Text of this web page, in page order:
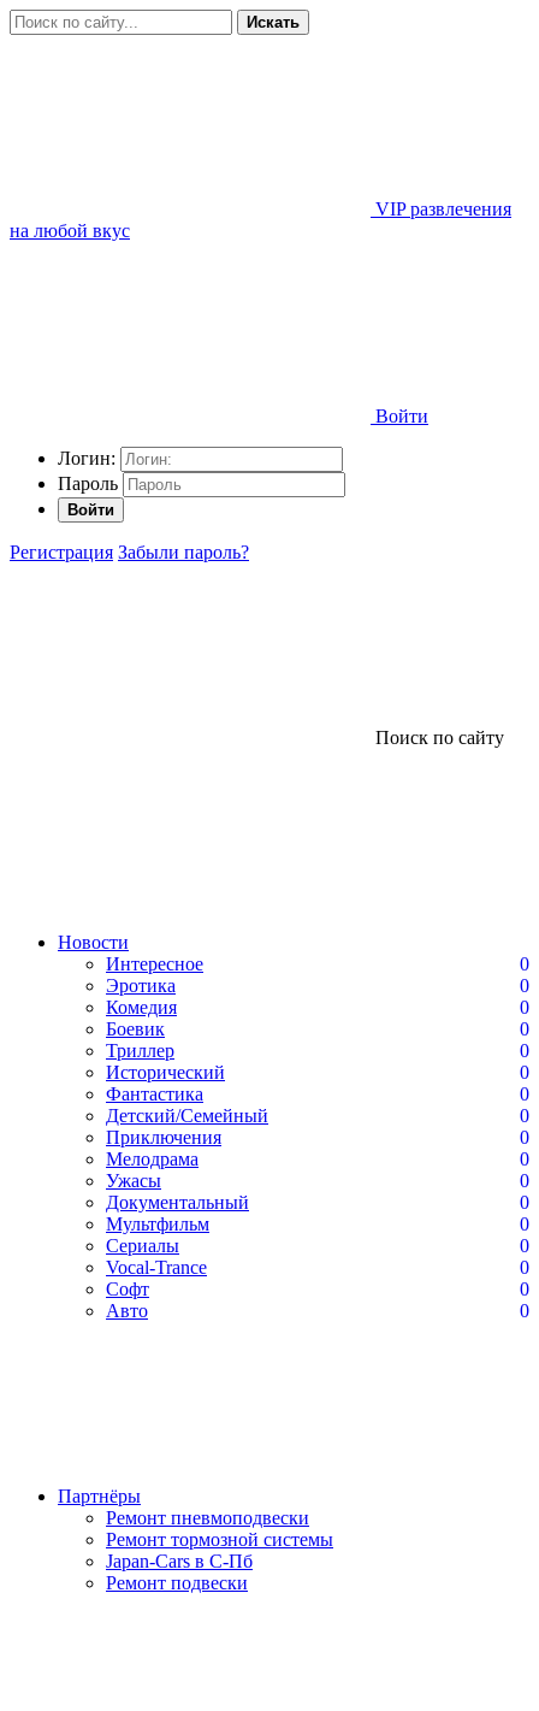
Искать
VIP развлечения
на любой вкус
Войти
Логин:
Пароль
Войти
Регистрация Забыли пароль?
Поиск по сайту
Новости
Интересное
0
Эротика
0
Комедия
0
Боевик
0
Триллер
0
Исторический
0
Фантастика
0
Детский/Семейный
0
Приключения
0
Мелодрама
0
Ужасы
0
Документальный
0
Мультфильм
0
Сериалы
0
Vocal-Trance
0
Софт
0
Авто
0
Партнёры
Ремонт пневмоподвески
Ремонт тормозной системы
Japan-Cars в С-Пб
Ремонт подвески